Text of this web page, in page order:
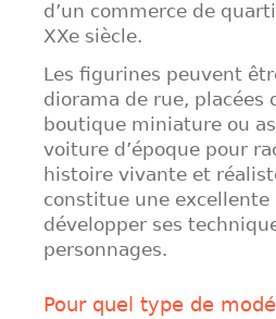
d’un commerce de
XXe siècle.
Les figurines peuvent
diorama de rue, placées
boutique miniature ou
voiture d’époque pour
histoire vivante et
constitue une excellente
développer ses
personnages.
Pour quel type de